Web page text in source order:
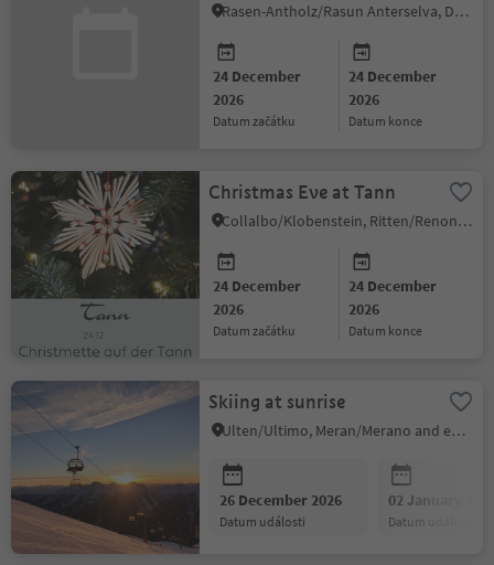
Rasen-Antholz/Rasun Anterselva, Dolomites Region Kronplatz/Plan de Corones
24 December
2026
datum začátku
24 December
2026
datum konce
Christmas Eve at Tann
Collalbo/Klobenstein, Ritten/Renon, Bolzano/Bozen and environs
24 December
2026
datum začátku
24 December
2026
datum konce
Skiing at sunrise
Ulten/Ultimo, Meran/Merano and environs
26 December 2026
datum události
02 January
datum události